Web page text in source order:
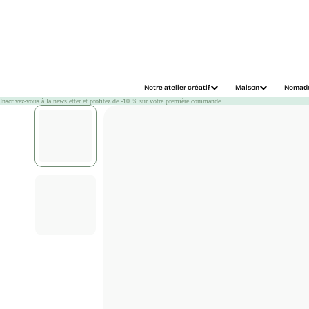
Notre atelier créatif Maison
Inscrivez-vous à la newsletter et profitez de -10 % sur votre première commande.